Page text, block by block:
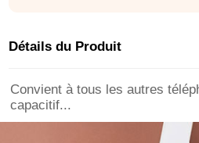
Détails du Produit
Convient à tous les autres
capacitif...